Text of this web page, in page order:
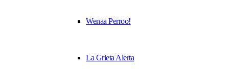
Wenaa Perroo!
La Grieta Alerta